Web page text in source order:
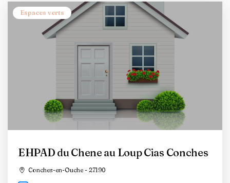
Espaces verts
EHPAD du Chene au Loup Cias Conches
Conches-en-Ouche - 27190